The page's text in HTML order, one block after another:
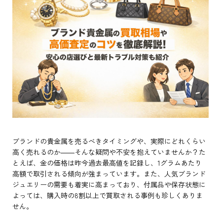
ブランドの貴金属を売るべきタイミングや、実際にどれくらい
高く売れるのか――そんな疑問や不安を抱えていませんか？た
とえば、金の価格は昨今過去最高値を記録し、1グラムあたり
高額で取引される傾向が強まっています。また、人気ブランド
ジュエリーの需要も着実に高まっており、付属品や保存状態に
よっては、購入時の8割以上で買取される事例も珍しくありま
せん。